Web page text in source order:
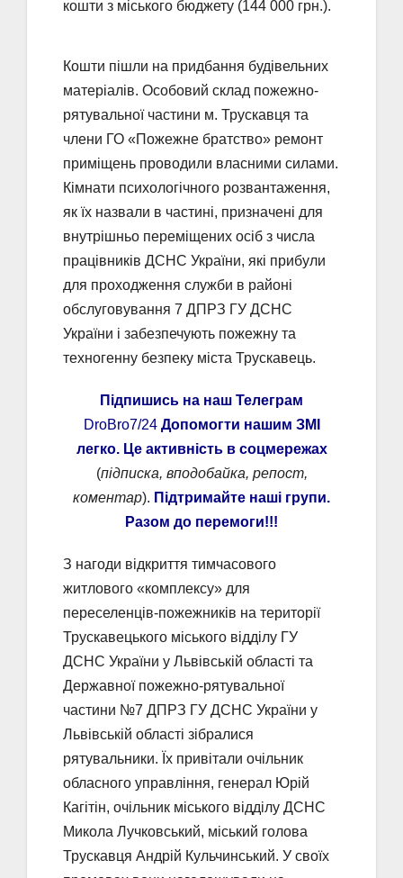
кошти з міського бюджету (144 000 грн.).
Кошти пішли на придбання будівельних
матеріалів. Особовий склад пожежно-
рятувальної частини м. Трускавця та
члени ГО «Пожежне братство» ремонт
приміщень проводили власними силами.
Кімнати психологічного розвантаження,
як їх назвали в частині, призначені для
внутрішньо переміщених осіб з числа
працівників ДСНС України, які прибули
для проходження служби в районі
обслуговування 7 ДПРЗ ГУ ДСНС
України і забезпечують пожежну та
техногенну безпеку міста Трускавець.
Підпишись на наш Телеграм
DroBro7/24 Допомогти нашим ЗМІ
легко. Це активність в соцмережах
(підписка, вподобайка, репост,
коментар). Підтримайте наші групи.
Разом до перемоги!!!
З нагоди відкриття тимчасового
житлового «комплексу» для
переселенців-пожежників на території
Трускавецького міського відділу ГУ
ДСНС України у Львівській області та
Державної пожежно-рятувальної
частини №7 ДПРЗ ГУ ДСНС України у
Львівській області зібралися
рятувальники. Їх привітали очільник
обласного управління, генерал Юрій
Кагітін, очільник міського відділу ДСНС
Микола Лучковський, міський голова
Трускавця Андрій Кульчинський. У своїх